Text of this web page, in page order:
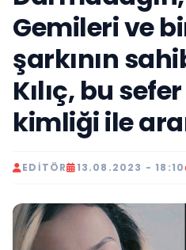
Gemileri ve
şarkının
Kılıç, bu
kimliği ile
EDITÖR 13.08.2023 - 18:10